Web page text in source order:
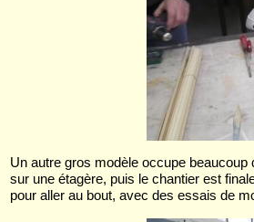
Un autre gros modèle occupe
sur une étagère, puis le chantier est
pour aller au bout, avec des essais de